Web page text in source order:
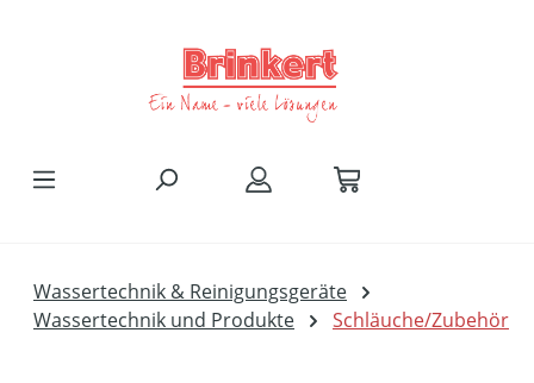
Wassertechnik & Reinigungsgeräte
Wassertechnik und Produkte
Schläuche/Zubehör